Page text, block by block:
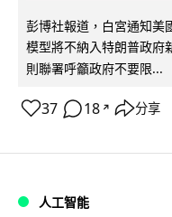
彭博社報道，白宮通知美
模型將不納入特朗普政府
則聯署呼籲政府不要限...
37 18 ↗ 分享
人工智能